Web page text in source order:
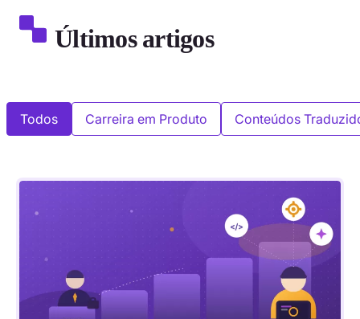
Últimos artigos
Todos Carreira em Produto Conteúdos